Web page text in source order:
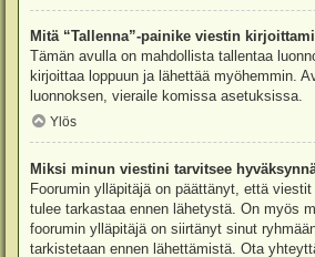
Mitä “Tallenna”-painike viestin
Tämän avulla on mahdollista tallentaa
kirjoittaa loppuun ja lähettää myöhemmin.
luonnoksen, vieraile komissa asetuksissa.
Ylös
Miksi minun viestini tarvitsee
Foorumin ylläpitäjä on päättänyt, että
tulee tarkastaa ennen lähetystä. On myös
foorumin ylläpitäjä on siirtänyt sinut
tarkistetaan ennen lähettämistä. Ota